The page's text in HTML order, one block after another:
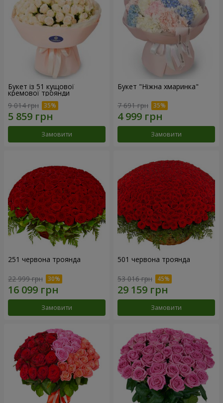
Букет із 51 кущової
кремової троянди
9 014 грн
Замовити
Букет "Ніжна хмаринка"
7 691 грн
Замовити
251 червона троянда
22 999 грн
Замовити
501 червона троянда
53 016 грн
Замовити